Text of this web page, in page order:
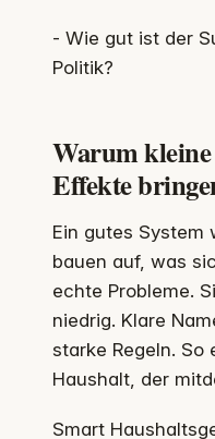
- Wie gut ist der
Politik?
Warum
Effekte
Ein gutes System
bauen auf, was
echte Probleme.
niedrig. Klare
starke Regeln.
Haushalt, der
Smart